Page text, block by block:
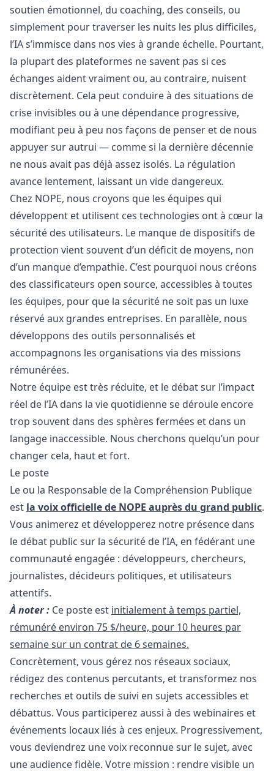
soutien émotionnel, du coaching, des conseils, ou
simplement pour traverser les nuits les plus difficiles,
l’IA s’immisce dans nos vies à grande échelle. Pourtant,
la plupart des plateformes ne savent pas si ces
échanges aident vraiment ou, au contraire, nuisent
discrètement. Cela peut conduire à des situations de
crise invisibles ou à une dépendance progressive,
modifiant peu à peu nos façons de penser et de nous
appuyer sur autrui — comme si la dernière décennie
ne nous avait pas déjà assez isolés. La régulation
avance lentement, laissant un vide dangereux.
Chez NOPE, nous croyons que les équipes qui
développent et utilisent ces technologies ont à cœur la
sécurité des utilisateurs. Le manque de dispositifs de
protection vient souvent d’un déficit de moyens, non
d’un manque d’empathie. C’est pourquoi nous créons
des classificateurs open source, accessibles à toutes
les équipes, pour que la sécurité ne soit pas un luxe
réservé aux grandes entreprises. En parallèle, nous
développons des outils personnalisés et
accompagnons les organisations via des missions
rémunérées.
Notre équipe est très réduite, et le débat sur l’impact
réel de l’IA dans la vie quotidienne se déroule encore
trop souvent dans des sphères fermées et dans un
langage inaccessible. Nous cherchons quelqu’un pour
changer cela, haut et fort.
Le poste
Le ou la Responsable de la Compréhension Publique
est la voix officielle de NOPE auprès du grand public.
Vous animerez et développerez notre présence dans
le débat public sur la sécurité de l’IA, en fédérant une
communauté engagée : développeurs, chercheurs,
journalistes, décideurs politiques, et utilisateurs
attentifs.
À noter : Ce poste est initialement à temps partiel,
rémunéré environ 75 $/heure, pour 10 heures par
semaine sur un contrat de 6 semaines.
Concrètement, vous gérez nos réseaux sociaux,
rédigez des contenus percutants, et transformez nos
recherches et outils de suivi en sujets accessibles et
débattus. Vous participerez aussi à des webinaires et
événements locaux liés à ces enjeux. Progressivement,
vous deviendrez une voix reconnue sur le sujet, avec
une audience fidèle. Votre mission : rendre visible un